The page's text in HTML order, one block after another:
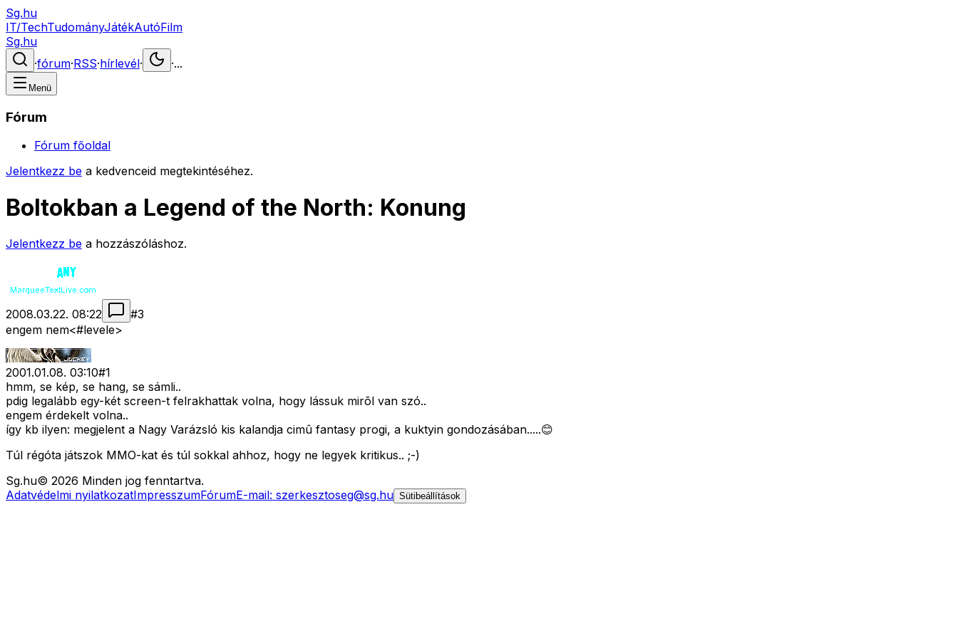
Sg.hu
IT/TechTudományJátékAutóFilm
Sg.hu
·fórum·RSS·hírlevél· ·...
Menü
Fórum
Fórum főoldal
Jelentkezz be a kedvenceid megtekintéséhez.
Boltokban a Legend of the North: Konung
Jelentkezz be a hozzászóláshoz.
2008.03.22. 08:22 #3
engem nem<#levele>
2001.01.08. 03:10#1
hmm, se kép, se hang, se sámli..
pdig legalább egy-két screen-t felrakhattak volna, hogy lássuk mirõl van szó..
engem érdekelt volna..
így kb ilyen: megjelent a Nagy Varázsló kis kalandja cimû fantasy progi, a kuktyin gondozásában.....😊
Túl régóta játszok MMO-kat és túl sokkal ahhoz, hogy ne legyek kritikus.. ;-)
Sg.hu© 2026 Minden jog fenntartva.
Adatvédelmi nyilatkozatImpresszumFórumE-mail: szerkesztoseg@sg.hu Sütibeállítások